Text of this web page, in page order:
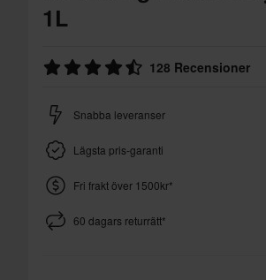
1L
128 Recensioner
Snabba leveranser
Lägsta pris-garanti
Fri frakt över 1500kr*
60 dagars returrätt*